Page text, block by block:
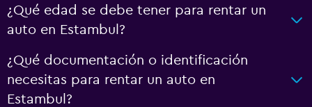
¿Qué edad se debe tener para rentar un
auto en Estambul?
¿Qué documentación o identificación
necesitas para rentar un auto en
Estambul?